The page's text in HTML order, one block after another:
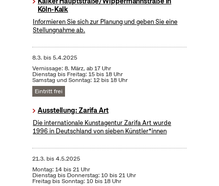
Köln-Kalk
Informieren Sie sich zur Planung und geben Sie eine
Stellungnahme ab.
8.3. bis5.4.2025
Vernissage: 8. März, ab 17 Uhr
Dienstag bis Freitag: 15 bis 18 Uhr
Samstag und Sonntag: 12 bis 18 Uhr
Eintritt frei
Ausstellung: Zarifa Art
Die internationale Kunstagentur Zarifa Art wurde
1996 in Deutschland von sieben Künstler*innen
21.3. bis4.5.2025
Montag: 14 bis 21 Uhr
Dienstag bis Donnerstag: 10 bis 21 Uhr
Freitag bis Sonntag: 10 bis 18 Uhr